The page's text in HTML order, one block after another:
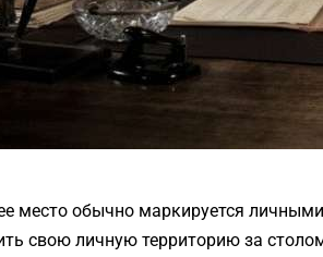
место обычно маркируется
свою личную территорию за